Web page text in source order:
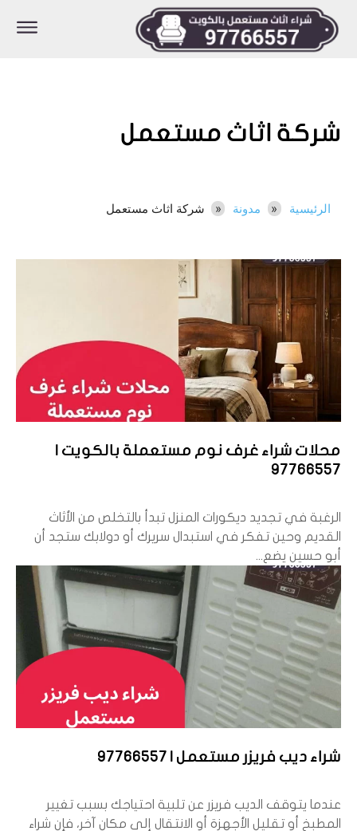
شركة اثاث مستعمل
الرئيسية مدونة شركة اثاث مستعمل
محلات شراء غرف نوم مستعملة بالكويت |
97766557
الرغبة في تجديد ديكورات المنزل تبدأ بالتخلص من الأثاث
القديم وحين تفكر في استبدال سريرك أو دولابك ستجد أن
أبو حسين يضع...
شراء ديب فريزر مستعمل | 97766557
عندما يتوقف الديب فريزر عن تلبية احتياجك بسبب تغيير
المطبخ أو تقليل الأجهزة أو الانتقال إلى مكان آخر، فإن شراء